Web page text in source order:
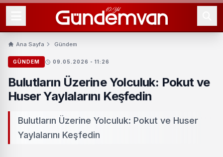
Ana Sayfa Gündem
GÜNDEM 09.05.2026 - 11:26
Bulutların Üzerine Yolculuk: Pokut ve
Huser Yaylalarını Keşfedin
Bulutların Üzerine Yolculuk: Pokut ve Huser
Yaylalarını Keşfedin